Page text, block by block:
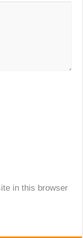
in this browser